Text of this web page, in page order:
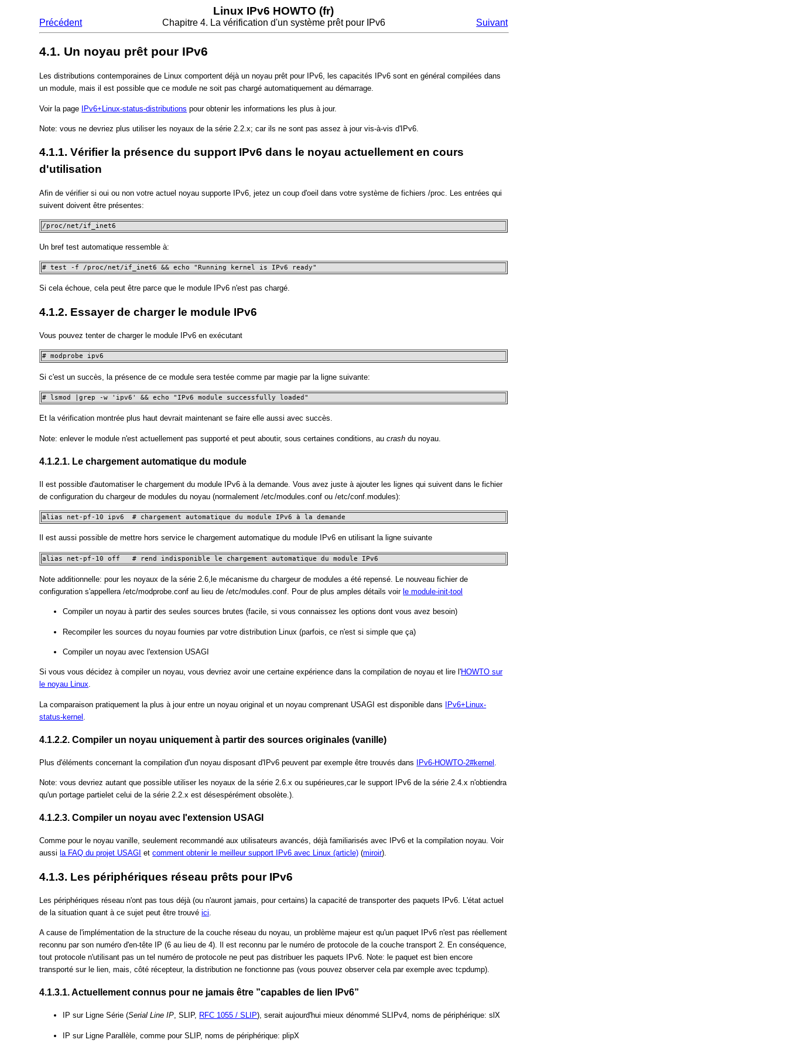
Linux IPv6 HOWTO (fr)
Précédent Chapitre 4. La vérification d'un système prêt pour IPv6 Suivant
4.1. Un noyau prêt pour IPv6
Les distributions contemporaines de Linux comportent déjà un noyau prêt pour IPv6, les capacités IPv6 sont en général compilées dans
un module, mais il est possible que ce module ne soit pas chargé automatiquement au démarrage.
Voir la page IPv6+Linux-status-distributions pour obtenir les informations les plus à jour.
Note: vous ne devriez plus utiliser les noyaux de la série 2.2.x; car ils ne sont pas assez à jour vis-à-vis d'IPv6.
4.1.1. Vérifier la présence du support IPv6 dans le noyau actuellement en cours
d'utilisation
Afin de vérifier si oui ou non votre actuel noyau supporte IPv6, jetez un coup d'oeil dans votre système de fichiers /proc. Les entrées qui
suivent doivent être présentes:
/proc/net/if_inet6
Un bref test automatique ressemble à:
# test -f /proc/net/if_inet6 && echo "Running kernel is IPv6 ready"
Si cela échoue, cela peut être parce que le module IPv6 n'est pas chargé.
4.1.2. Essayer de charger le module IPv6
Vous pouvez tenter de charger le module IPv6 en exécutant
# modprobe ipv6
Si c'est un succès, la présence de ce module sera testée comme par magie par la ligne suivante:
# lsmod |grep -w 'ipv6' && echo "IPv6 module successfully loaded"
Et la vérification montrée plus haut devrait maintenant se faire elle aussi avec succès.
Note: enlever le module n'est actuellement pas supporté et peut aboutir, sous certaines conditions, aucrash du noyau.
4.1.2.1. Le chargement automatique du module
Il est possible d'automatiser le chargement du module IPv6 à la demande. Vous avez juste à ajouter les lignes qui suivent dans le fichier
de configuration du chargeur de modules du noyau (normalement /etc/modules.conf ou /etc/conf.modules):
alias net-pf-10 ipv6  # chargement automatique du module IPv6 à la demande
Il est aussi possible de mettre hors service le chargement automatique du module IPv6 en utilisant la ligne suivante
alias net-pf-10 off   # rend indisponible le chargement automatique du module IPv6
Note additionnelle: pour les noyaux de la série 2.6,le mécanisme du chargeur de modules a été repensé. Le nouveau fichier de
configuration s'appellera /etc/modprobe.conf au lieu de /etc/modules.conf. Pour de plus amples détails voir le module-init-tool
Compiler un noyau à partir des seules sources brutes (facile, si vous connaissez les options dont vous avez besoin)
Recompiler les sources du noyau fournies par votre distribution Linux (parfois, ce n'est si simple que ça)
Compiler un noyau avec l'extension USAGI
Si vous vous décidez à compiler un noyau, vous devriez avoir une certaine expérience dans la compilation de noyau et lire l'HOWTO sur
le noyau Linux.
La comparaison pratiquement la plus à jour entre un noyau original et un noyau comprenant USAGI est disponible dans IPv6+Linux-
status-kernel
4.1.2.2. Compiler un noyau uniquement à partir des sources originales (vanille)
Plus d'éléments concernant la compilation d'un noyau disposant d'IPv6 peuvent par exemple être trouvés dans IPv6-HOWTO-2#kernel
Note: vous devriez autant que possible utiliser les noyaux de la série 2.6.x ou supérieures,car le support IPv6 de la série 2.4.x n'obtiendra
qu'un portage partielet celui de la série 2.2.x est désespérément obsolète.).
4.1.2.3. Compiler un noyau avec l'extension USAGI
Comme pour le noyau vanille, seulement recommandé aux utilisateurs avancés, déjà familiarisés avec IPv6 et la compilation noyau. Voir
aussi la FAQ du projet USAGI etcomment obtenir le meilleur support IPv6 avec Linux (article) (miroir).
4.1.3. Les périphériques réseau prêts pour IPv6
Les périphériques réseau n'ont pas tous déjà (ou n'auront jamais, pour certains) la capacité de transporter des paquets IPv6. L'état actuel
de la situation quant à ce sujet peut être trouvéici.
A cause de l'implémentation de la structure de la couche réseau du noyau, un problème majeur est qu'un paquet IPv6 n'est pas réellement
reconnu par son numéro d'en-tête IP (6 au lieu de 4). Il est reconnu par le numéro de protocole de la couche transport 2. En conséquence,
tout protocole n'utilisant pas un tel numéro de protocole ne peut pas distribuer les paquets IPv6. Note: le paquet est bien encore
transporté sur le lien, mais, côté récepteur, la distribution ne fonctionne pas (vous pouvez observer cela par exemple avec tcpdump).
4.1.3.1. Actuellement connus pour ne jamais être ”capables de lien IPv6”
IP sur Ligne Série (Serial Line IP, SLIP, RFC 1055 / SLIP), serait aujourd'hui mieux dénommé SLIPv4, noms de périphérique: slX
IP sur Ligne Parallèle, comme pour SLIP, noms de périphérique: plipX